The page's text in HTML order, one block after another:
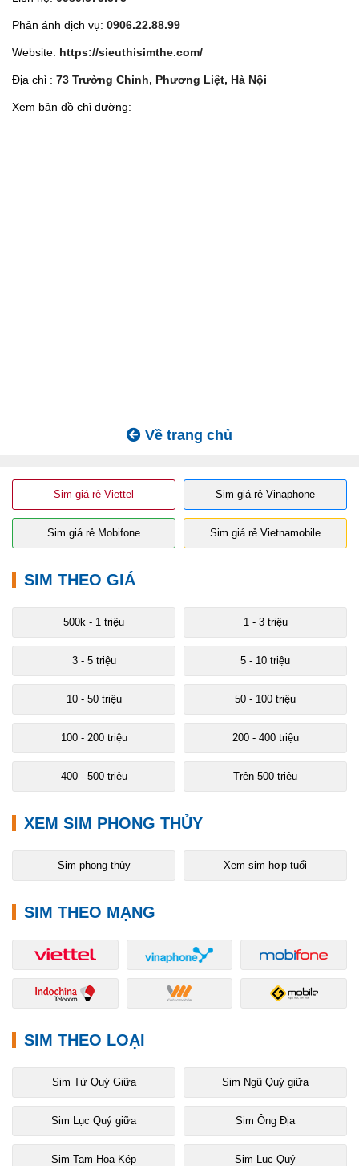
Phản ánh dịch vụ: 0906.22.88.99
Website: https://sieuthisimthe.com/
Địa chỉ : 73 Trường Chinh, Phương Liệt, Hà Nội
Xem bản đồ chỉ đường:
Về trang chủ
Sim giá rẻ Viettel Sim giá rẻ Vinaphone
Sim giá rẻ Mobifone Sim giá rẻ Vietnamobile
SIM THEO GIÁ
500k - 1 triệu 1 - 3 triệu
3 - 5 triệu 5 - 10 triệu
10 - 50 triệu 50 - 100 triệu
100 - 200 triệu 200 - 400 triệu
400 - 500 triệu Trên 500 triệu
XEM SIM PHONG THỦY
Sim phong thủy Xem sim hợp tuổi
SIM THEO MẠNG
SIM THEO LOẠI
Sim Tứ Quý Giữa Sim Ngũ Quý giữa
Sim Lục Quý giữa Sim Ông Địa
Sim Tam Hoa Kép Sim Lục Quý